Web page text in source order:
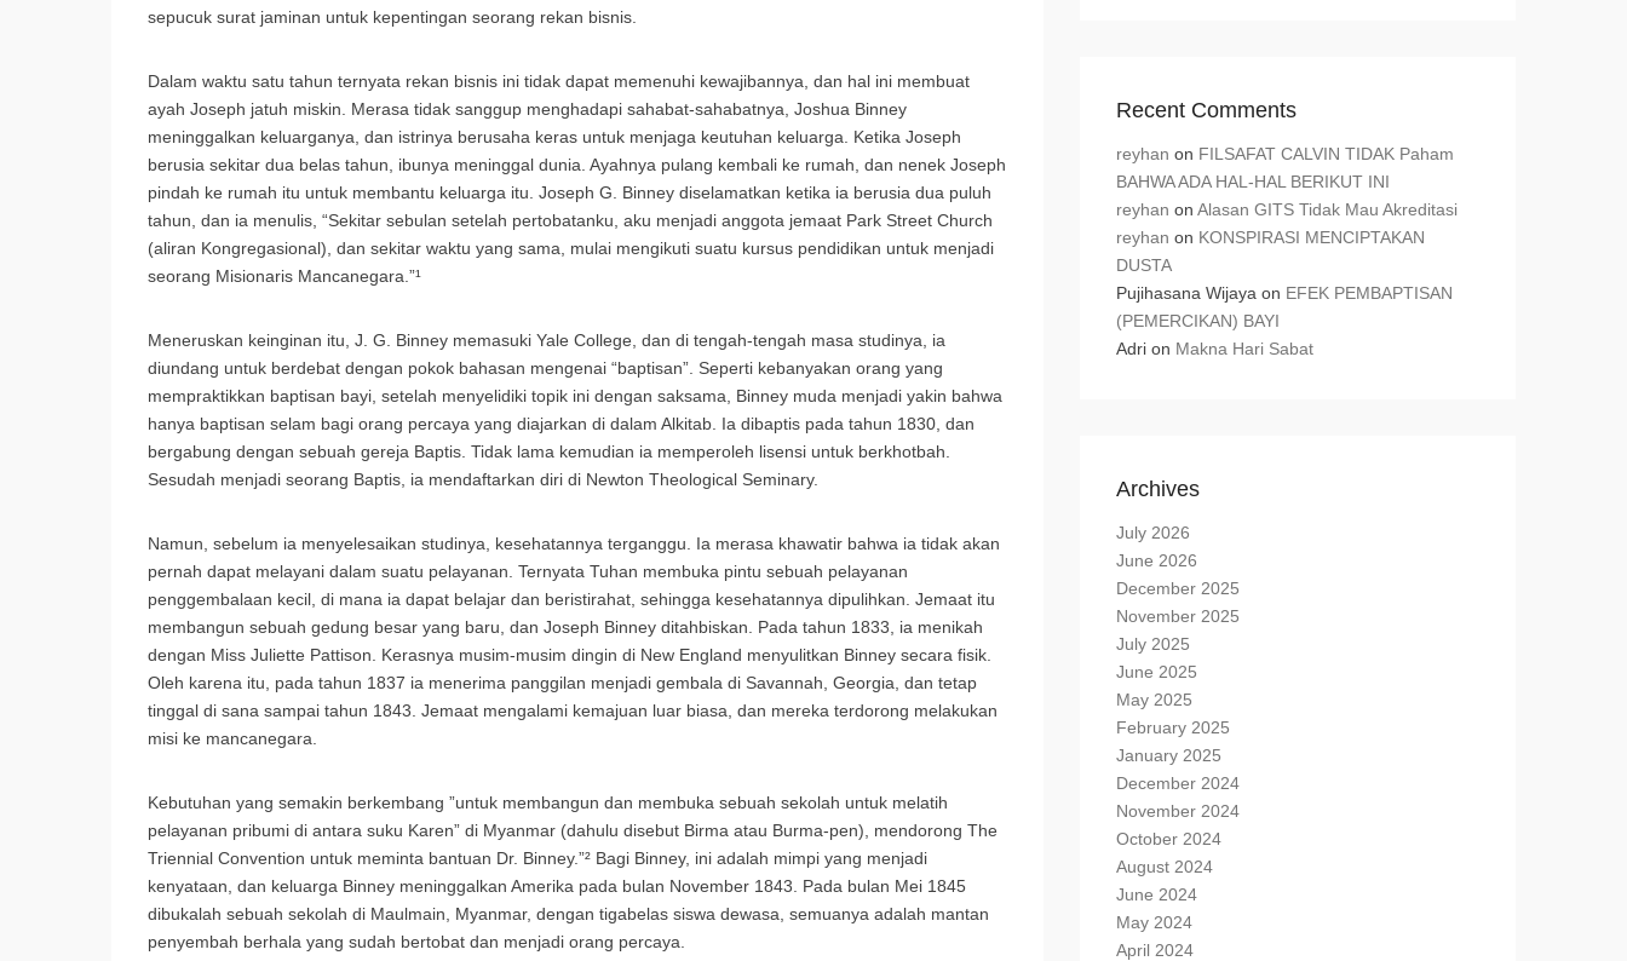
sepucuk surat jaminan untuk kepentingan seorang rekan bisnis.
Dalam waktu satu tahun ternyata rekan bisnis ini tidak dapat memenuhi kewajibannya, dan hal ini membuat
ayah Joseph jatuh miskin. Merasa tidak sanggup menghadapi sahabat-sahabatnya, Joshua Binney
meninggalkan keluarganya, dan istrinya berusaha keras untuk menjaga keutuhan keluarga. Ketika Joseph
berusia sekitar dua belas tahun, ibunya meninggal dunia. Ayahnya pulang kembali ke rumah, dan nenek Joseph
pindah ke rumah itu untuk membantu keluarga itu. Joseph G. Binney diselamatkan ketika ia berusia dua puluh
tahun, dan ia menulis, “Sekitar sebulan setelah pertobatanku, aku menjadi anggota jemaat Park Street Church
(aliran Kongregasional), dan sekitar waktu yang sama, mulai mengikuti suatu kursus pendidikan untuk menjadi
seorang Misionaris Mancanegara.”¹
Meneruskan keinginan itu, J. G. Binney memasuki Yale College, dan di tengah-tengah masa studinya, ia
diundang untuk berdebat dengan pokok bahasan mengenai “baptisan”. Seperti kebanyakan orang yang
mempraktikkan baptisan bayi, setelah menyelidiki topik ini dengan saksama, Binney muda menjadi yakin bahwa
hanya baptisan selam bagi orang percaya yang diajarkan di dalam Alkitab. Ia dibaptis pada tahun 1830, dan
bergabung dengan sebuah gereja Baptis. Tidak lama kemudian ia memperoleh lisensi untuk berkhotbah.
Sesudah menjadi seorang Baptis, ia mendaftarkan diri di Newton Theological Seminary.
Namun, sebelum ia menyelesaikan studinya, kesehatannya terganggu. Ia merasa khawatir bahwa ia tidak akan
pernah dapat melayani dalam suatu pelayanan. Ternyata Tuhan membuka pintu sebuah pelayanan
penggembalaan kecil, di mana ia dapat belajar dan beristirahat, sehingga kesehatannya dipulihkan. Jemaat itu
membangun sebuah gedung besar yang baru, dan Joseph Binney ditahbiskan. Pada tahun 1833, ia menikah
dengan Miss Juliette Pattison. Kerasnya musim-musim dingin di New England menyulitkan Binney secara fisik.
Oleh karena itu, pada tahun 1837 ia menerima panggilan menjadi gembala di Savannah, Georgia, dan tetap
tinggal di sana sampai tahun 1843. Jemaat mengalami kemajuan luar biasa, dan mereka terdorong melakukan
misi ke mancanegara.
Kebutuhan yang semakin berkembang ”untuk membangun dan membuka sebuah sekolah untuk melatih
pelayanan pribumi di antara suku Karen” di Myanmar (dahulu disebut Birma atau Burma-pen), mendorong The
Triennial Convention untuk meminta bantuan Dr. Binney.”² Bagi Binney, ini adalah mimpi yang menjadi
kenyataan, dan keluarga Binney meninggalkan Amerika pada bulan November 1843. Pada bulan Mei 1845
dibukalah sebuah sekolah di Maulmain, Myanmar, dengan tigabelas siswa dewasa, semuanya adalah mantan
penyembah berhala yang sudah bertobat dan menjadi orang percaya.
Recent Comments
reyhan on FILSAFAT CALVIN TIDAK Paham
BAHWA ADA HAL-HAL BERIKUT INI
reyhan on Alasan GITS Tidak Mau Akreditasi
reyhan on KONSPIRASI MENCIPTAKAN
DUSTA
Pujihasana Wijaya on EFEK PEMBAPTISAN
(PEMERCIKAN) BAYI
Adri on Makna Hari Sabat
Archives
July 2026
June 2026
December 2025
November 2025
July 2025
June 2025
May 2025
February 2025
January 2025
December 2024
November 2024
October 2024
August 2024
June 2024
May 2024
April 2024